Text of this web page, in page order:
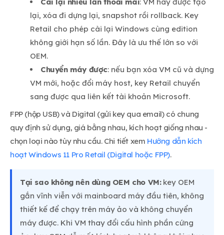
lại, xóa đi dựng lại, snapshot rồi rollback. Key
Retail cho phép cài lại Windows cùng edition
không giới hạn số lần. Đây là ưu thế lớn so với
OEM.
Chuyển máy được: nếu bạn xóa VM cũ và dựng
VM mới, hoặc đổi máy host, key Retail chuyển
sang được qua liên kết tài khoản Microsoft.
FPP (hộp USB) và Digital (gửi key qua email) có chung
quy định sử dụng, giá bằng nhau, kích hoạt giống nhau -
chọn loại nào tùy nhu cầu. Chi tiết xem Hướng dẫn kích
hoạt Windows 11 Pro Retail (Digital hoặc FPP).
Tại sao không nên dùng OEM cho VM:key OEM
gắn vĩnh viễn với mainboard máy đầu tiên, không
thiết kế để chạy trên máy ảo và không chuyển
máy được. Khi VM thay đổi cấu hình phần cứng